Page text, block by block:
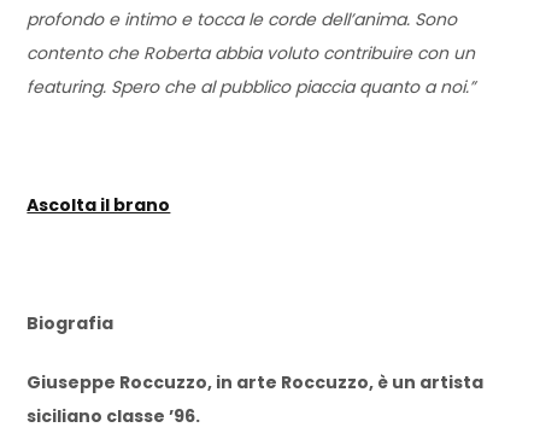
profondo e intimo e tocca le corde dell’anima. Sono
contento che Roberta abbia voluto contribuire con un
featuring. Spero che al pubblico piaccia quanto a noi.”
Ascolta il brano
Biografia
Giuseppe Roccuzzo, in arte Roccuzzo, è un artista
siciliano classe ’96.